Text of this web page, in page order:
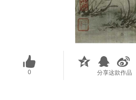
0 分享这款作品